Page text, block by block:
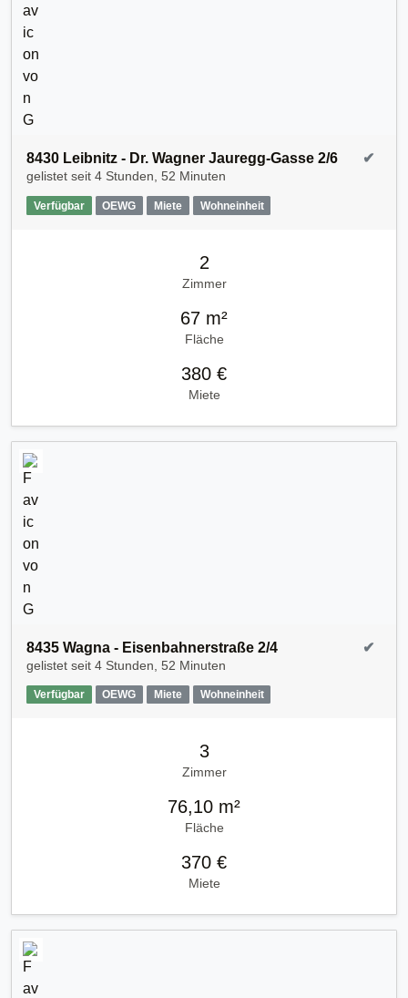
8430 Leibnitz - Dr. Wagner Jauregg-Gasse 2/6
gelistet seit 4 Stunden, 52 Minuten
Verfügbar OEWG Miete Wohneinheit
✔
2
Zimmer
67 m²
Fläche
380 €
Miete
8435 Wagna - Eisenbahnerstraße 2/4
gelistet seit 4 Stunden, 52 Minuten
Verfügbar OEWG Miete Wohneinheit
✔
3
Zimmer
76,10 m²
Fläche
370 €
Miete